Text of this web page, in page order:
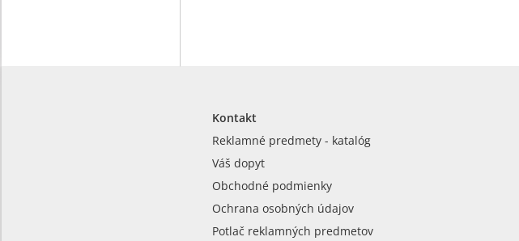
Kontakt
Reklamné predmety - katalóg
Váš dopyt
Obchodné podmienky
Ochrana osobných údajov
Potlač reklamných predmetov